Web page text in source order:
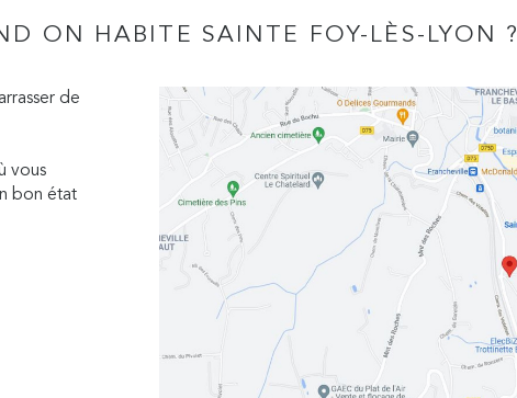
ON HABITE SAINTE FOY-LÈS-LYON ?
de
vous
bon état